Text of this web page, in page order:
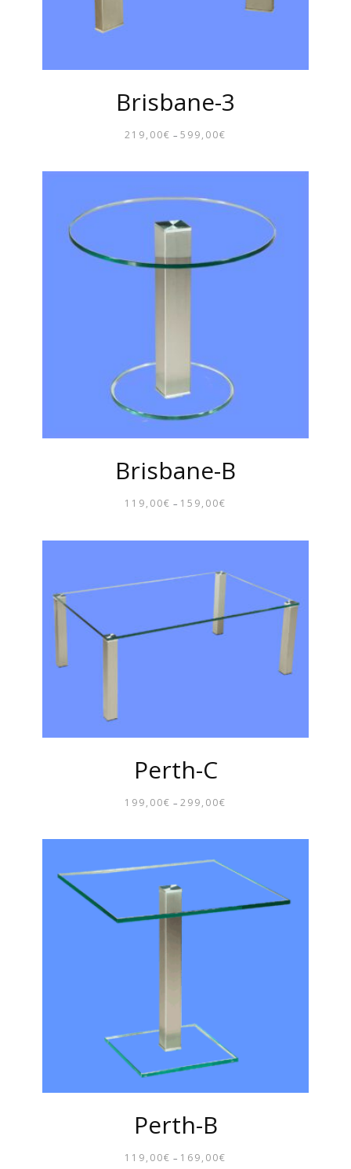
Brisbane-3
219,00€ – 599,00€
599,00€
Brisbane-B
119,00€ – 159,00€
159,00€
Perth-C
199,00€ – 299,00€
299,00€
Perth-B
119,00€ – 169,00€